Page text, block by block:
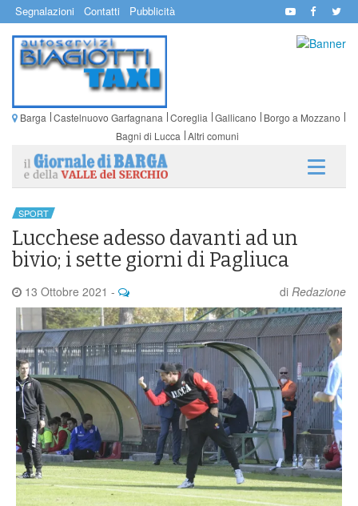
Segnalazioni Contatti Pubblicità
Barga Castelnuovo Garfagnana Coreglia Gallicano
Borgo a Mozzano
Bagni di Lucca Altri comuni
SPORT
Lucchese adesso davanti ad un
bivio; i sette giorni di Pagliuca
13 Ottobre 2021 - di Redazione